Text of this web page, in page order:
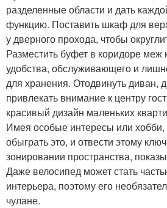
разделенные области и дать
функцию. Поставить шкаф для
у дверного прохода, чтобы
Разместить буфет в коридоре меж
удобства, обслуживающего и
для хранения. Отодвинуть диван,
привлекать внимание к центру
красивый дизайн маленьких
Имея особые интересы или хобби,
обыграть это, и отвести этому
зонировании пространства,
Даже велосипед может стать
интерьера, поэтому его
чулане.